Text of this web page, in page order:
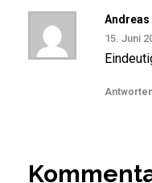
Andreas
15. Juni